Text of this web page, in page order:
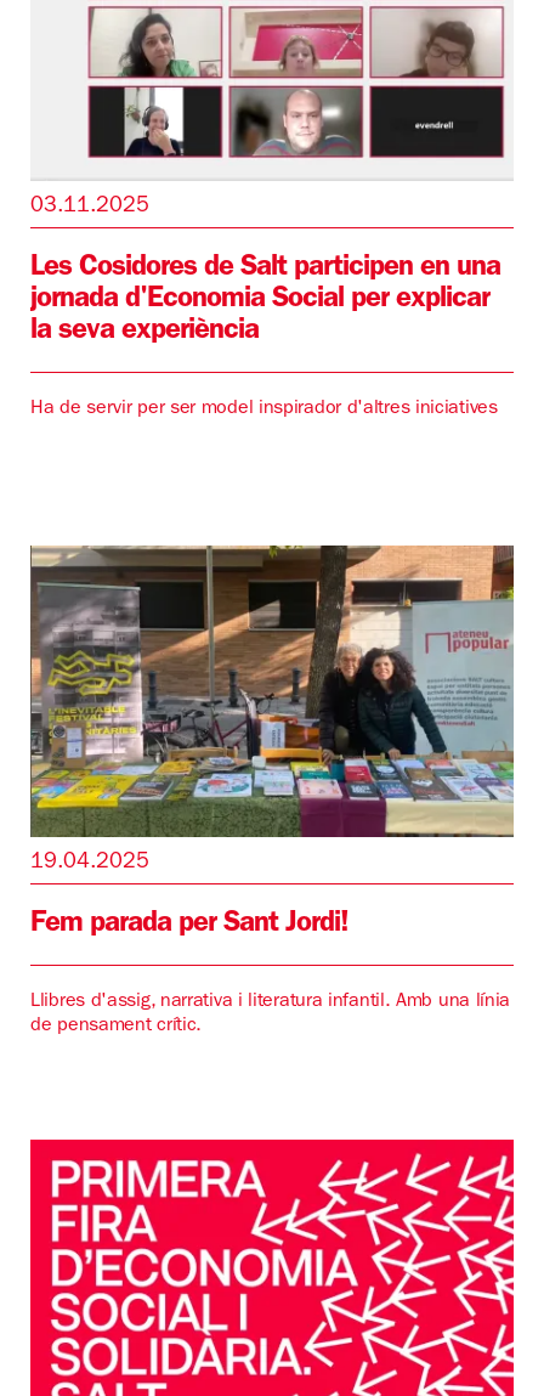
03.11.2025
Les Cosidores de Salt participen en una
jornada d'Economia Social per explicar
la seva experiència
Ha de servir per ser model inspirador d'altres iniciatives
19.04.2025
Fem parada per Sant Jordi!
Llibres d'assig, narrativa i literatura infantil. Amb una línia
de pensament crític.